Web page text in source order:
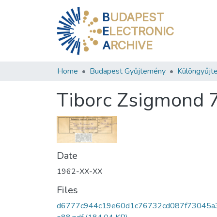
BUDAPEST
ELECTRONIC
ARCHIVE
Home Budapest Gyűjtemény
Tiborc Zsigmond
Date
1962-XX-XX
Files